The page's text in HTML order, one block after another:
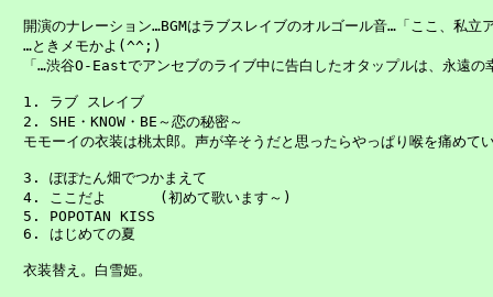
開演のナレーション…BGMはラブスレイブのオルゴール音…「ここ、私立
…ときメモかよ(^^;)
「…渋谷O-Eastでアンセブのライブ中に告白したオタップルは、永遠の
1. ラブ スレイブ
2. SHE・KNOW・BE～恋の秘密～
モモーイの衣装は桃太郎。声が辛そうだと思ったらやっぱり喉を痛めて
3. ぽぽたん畑でつかまえて
4. ここだよ      (初めて歌います～)
5. POPOTAN KISS
6. はじめての夏
衣装替え。白雪姫。